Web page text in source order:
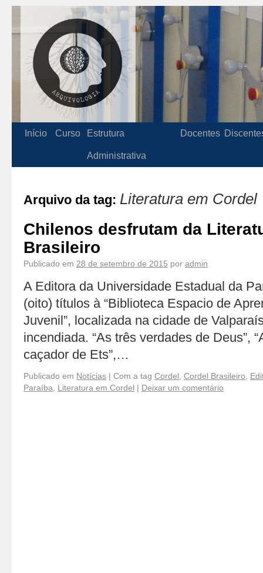
Início Curso Estrutura
Administrativa
Docentes
Arquivo da tag: Literatura em Cordel
Chilenos desfrutam da
Brasileiro
Publicado em 28 de setembro de 2015 por admin
A Editora da Universidade Estadual da
(oito) títulos à “Biblioteca Espacio de
Juvenil”, localizada na cidade de
incendiada. “As três verdades de Deus”,
caçador de Ets”,…
Publicado em Notícias | Com a tag Cordel Cordel Brasileiro
Paraíba
Literatura em Cordel | Deixar um comentário